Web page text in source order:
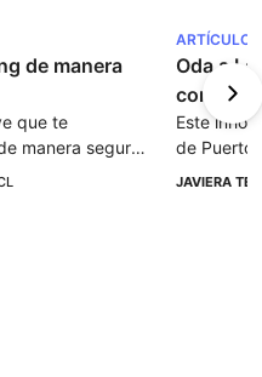
de manera
que te
manera segura
tu próxima
ARTÍCULOS
Oda a
Este
de Puerto
Benítez.
JAVIERA